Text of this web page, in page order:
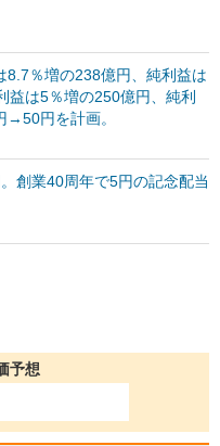
％増の238億円、純利益は
益は5％増の250億円、純利
→50円を計画。
創業40周年で5円の記念配当
予想